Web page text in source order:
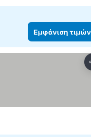
Εμφάνιση τιμών